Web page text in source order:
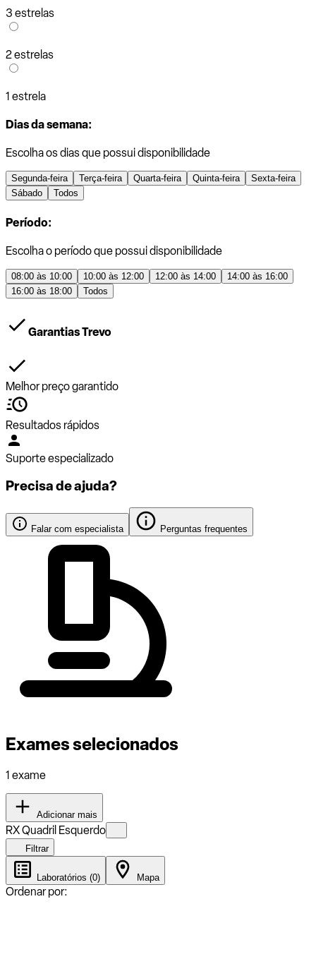
3 estrelas
2 estrelas
1 estrela
Dias da semana:
Escolha os dias que possui disponibilidade
Segunda-feira Terça-feira Quarta-feira Quinta-feira
Sexta-feira
Sábado
Todos
Período:
Escolha o período que possui disponibilidade
08:00 às 10:00 10:00 às 12:00 12:00 às 14:00
14:00 às 16:00
16:00 às 18:00
Todos
Garantias Trevo
Melhor preço garantido
Resultados rápidos
Suporte especializado
Precisa de ajuda?
Falar com especialista Perguntas frequentes
Exames selecionados
1 exame
Adicionar mais
RX Quadril Esquerdo
Filtrar
Laboratórios (0) Mapa
Ordenar por: